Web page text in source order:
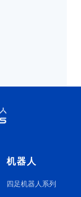
机器人
四足机器人系列